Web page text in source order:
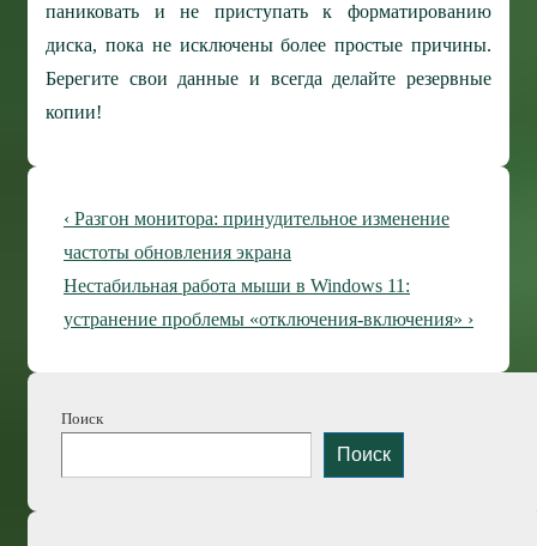
паниковать и не приступать к форматированию
диска, пока не исключены более простые причины.
Берегите свои данные и всегда делайте резервные
копии!
Навигация
по
записям
Предыдущая
запись
‹ Разгон монитора: принудительное изменение
частоты обновления экрана
Следующая
запись
Нестабильная работа мыши в Windows 11:
устранение проблемы «отключения-включения» ›
Поиск
Поиск